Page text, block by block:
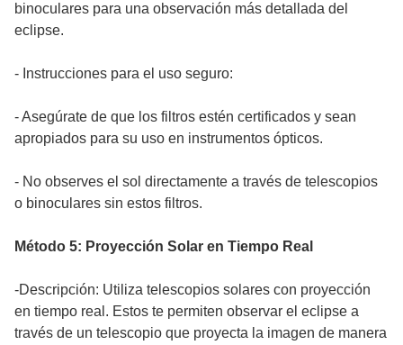
binoculares para una observación más detallada del
eclipse.
- Instrucciones para el uso seguro:
- Asegúrate de que los filtros estén certificados y sean
apropiados para su uso en instrumentos ópticos.
- No observes el sol directamente a través de telescopios
o binoculares sin estos filtros.
Método 5: Proyección Solar en Tiempo Real
-Descripción: Utiliza telescopios solares con proyección
en tiempo real. Estos te permiten observar el eclipse a
través de un telescopio que proyecta la imagen de manera